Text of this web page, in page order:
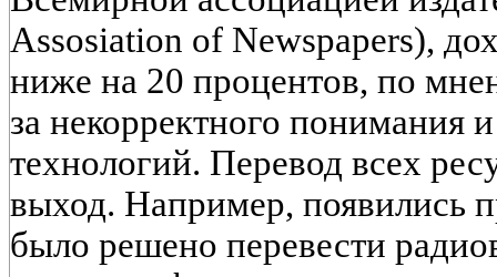
Assosiation of Newspapers),
ниже на 20 процентов, по
за некорректного понимания
технологий. Перевод всех
выход. Например, появились
было решено перевести